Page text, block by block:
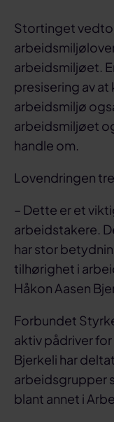
Stortinget
arbeidsmiljøet.
presisering av
arbeidsmiljø
arbeidsmiljøet
handle om.
Lovendringen
– Dette er et
arbeidstakere.
har stor
tilhørighet i
Håkon Aasen
Forbundet
aktiv pådriver
Bjerkeli har
arbeidsgrupper
blant annet i